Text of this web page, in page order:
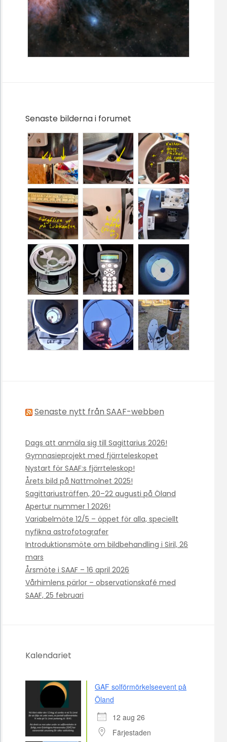
Senaste bilderna i forumet
Senaste nytt från SAAF-webben
Dags att anmäla sig till Sagittarius 2026!
Gymnasieprojekt med fjärrteleskopet
Nystart för SAAF:s fjärrteleskop!
Årets bild på Nattmolnet 2025!
Sagittariusträffen, 20–22 augusti på Öland
Apertur nummer 1 2026!
Variabelmöte 12/5 – öppet för alla, speciellt
nyfikna astrofotografer
Introduktionsmöte om bildbehandling i Siril, 26
mars
Årsmöte i SAAF – 16 april 2026
Vårhimlens pärlor – observationskafé med
SAAF, 25 februari
Kalendariet
GAF solförmörkelseevent på
Öland
12 aug 26
Färjestaden